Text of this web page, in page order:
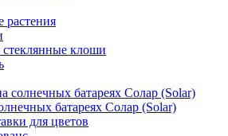
растения
клоши
солнечных батареях Солар (Solar)
батареях Солар (Solar)
для цветов